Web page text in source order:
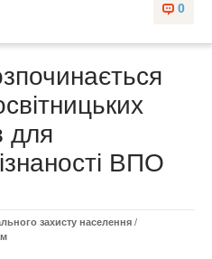
0
для
ВПО
захисту населення /